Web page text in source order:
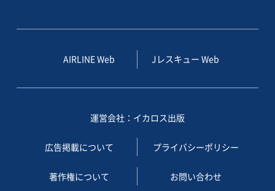
AIRLINE Web Jレスキュー Web
運営会社：イカロス出版
広告掲載について プライバシーポリシー
著作権について お問い合わせ